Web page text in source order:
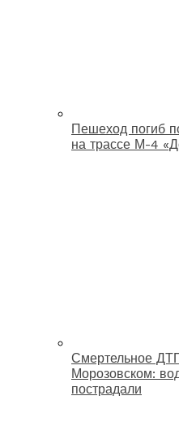
Пешеход погиб
на трассе М-4
Смертельное
Морозовском:
пострадали